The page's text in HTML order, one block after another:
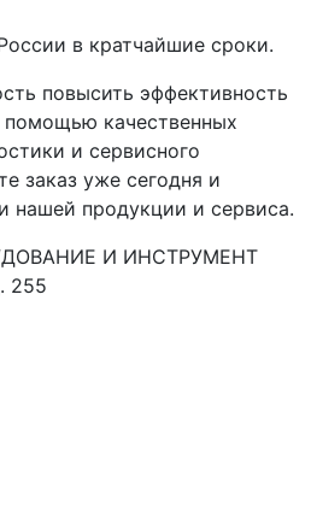
в кратчайшие сроки.
повысить эффективность
помощью качественных
и сервисного
заказ уже сегодня и
нашей продукции и сервиса.
И ИНСТРУМЕНТ
255